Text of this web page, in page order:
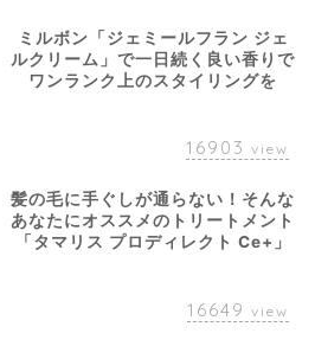
ミルボン「ジェミールフラン ジェ
ルクリーム」で一日続く良い香りで
ワンランク上のスタイリングを
16903 view
髪の毛に手ぐしが通らない！そんな
あなたにオススメのトリートメント
「タマリス プロディレクト Ce+」
16649 view